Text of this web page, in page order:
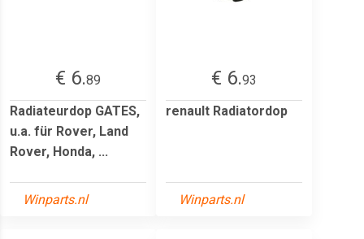
€ 6.89
Radiateurdop GATES,
u.a. für Rover, Land
Rover, Honda, ...
Winparts.nl
€ 6.93
renault Radiatordop
Winparts.nl